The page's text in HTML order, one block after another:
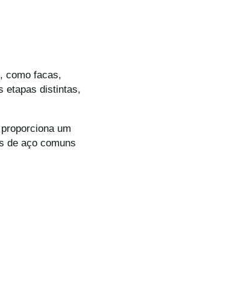
como facas,
etapas distintas,
um
de aço comuns